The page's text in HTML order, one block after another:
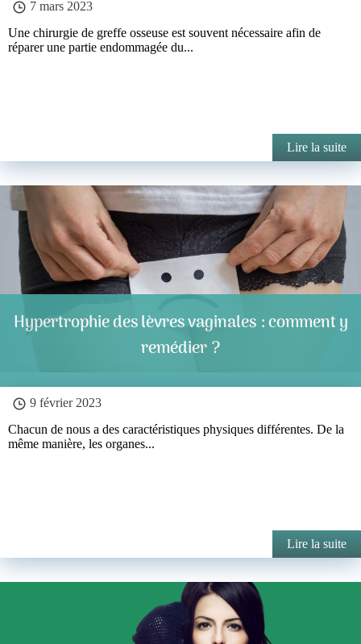
7 mars 2023
Une chirurgie de greffe osseuse est souvent nécessaire afin de
réparer une partie endommagée du...
Lire la suite
9 février 2023
Hypertrophie des lèvres vaginales : comment y
remédier ?
Chacun de nous a des caractéristiques physiques différentes. De la
même manière, les organes...
Lire la suite